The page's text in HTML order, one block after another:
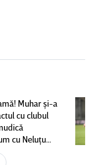
Muhar şi-a
cu clubul
cu Neluţu
are o